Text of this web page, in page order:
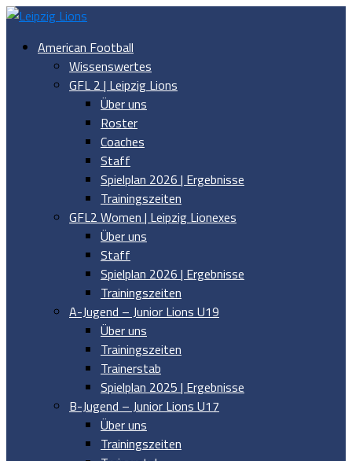
American Football
Wissenswertes
GFL 2 | Leipzig Lions
Über uns
Roster
Coaches
Staff
Spielplan 2026 | Ergebnisse
Trainingszeiten
GFL2 Women | Leipzig Lionexes
Über uns
Staff
Spielplan 2026 | Ergebnisse
Trainingszeiten
A-Jugend – Junior Lions U19
Über uns
Trainingszeiten
Trainerstab
Spielplan 2025 | Ergebnisse
B-Jugend – Junior Lions U17
Über uns
Trainingszeiten